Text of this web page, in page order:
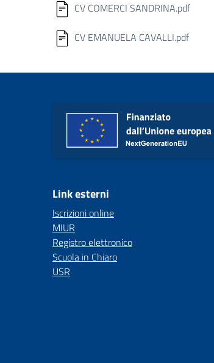
CV COMERCI SANDRINA.pdf
CV EMANUELA CAVALLI.pdf
Link esterni
Iscrizioni online
MIUR
Registro elettronico
Scuola in Chiaro
USR